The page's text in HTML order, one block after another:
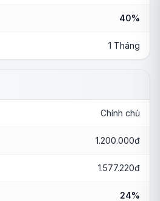
40%
1 Tháng
Chính chủ
1.200.000đ
1.577.220đ
24%